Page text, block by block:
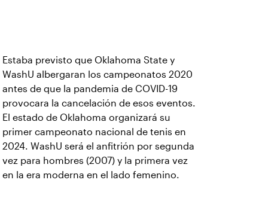
Estaba previsto que Oklahoma State y
WashU albergaran los campeonatos 2020
antes de que la pandemia de COVID-19
provocara la cancelación de esos eventos.
El estado de Oklahoma organizará su
primer campeonato nacional de tenis en
2024. WashU será el anfitrión por segunda
vez para hombres (2007) y la primera vez
en la era moderna en el lado femenino.